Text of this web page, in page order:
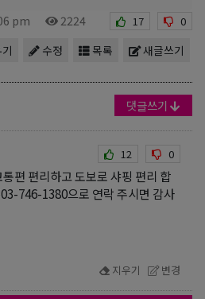
pm 2224 17 0
새글쓰기
목록
수정
댓글쓰기
12 0
편 편리하고 도보로 샤핑 편리 합
746-1380으로 연락 주시면 감사
지우기 변경